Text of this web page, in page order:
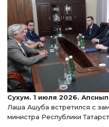
Сухум. 1 июля 2026.
Лаша Ашуба встретился с
министра Республики